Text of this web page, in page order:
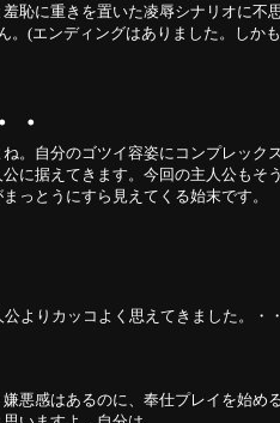
恥に重きを置いた凌辱シナリオに不
(エンディングはありました。し
自分のゴツイ容姿にコンプレック
据えてきます。今回の主人公もそ
っとうにすら見えてくる始末です。
よりカッコよく思えてきました。
感はあるのに、奉仕プレイを始